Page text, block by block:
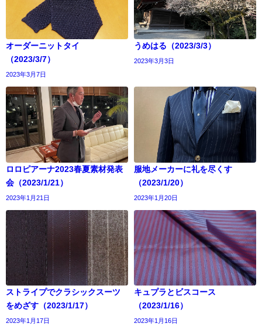
オーダーニットタイ
（2023/3/7）
2023年3月7日
うめはる（2023/3/3）
2023年3月3日
ロロピアーナ2023春夏素材発表
会（2023/1/21）
2023年1月21日
服地メーカーに礼を尽くす
（2023/1/20）
2023年1月20日
ストライプでクラシックスーツ
をめざす（2023/1/17）
2023年1月17日
キュプラとビスコース
（2023/1/16）
2023年1月16日